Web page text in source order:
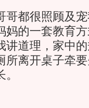
都很照顾及宠
妈的一套教育
讲道理，家中
所离开桌子牵